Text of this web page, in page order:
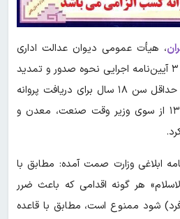
، هیأت عمومی دیوان عدالت اداری
تبصره جزء ۶ بند «الف» ماده ۳ آیین‌نامه اجرایی نحوه صدور و تمدید
پروانه کسب مبنی بر تعیین حداقل سن ۱۸ سال برای دریافت پروانه
کسب را که در ۴ بهمن ۱۳۹۵ از سوی وزیر وقت صنعت، معدن و
ابلاغی وزارت صمت آمده: مطابق با
هر گونه اقدامی که باعث ضرر
شود ممنوع است، مطابق با قاعده